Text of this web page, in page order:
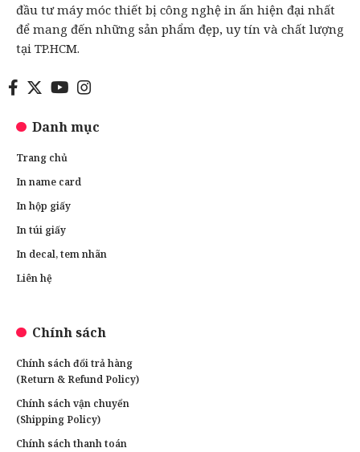
đầu tư máy móc thiết bị công nghệ in ấn hiện đại nhất
để mang đến những sản phẩm đẹp, uy tín và chất lượng
tại TP.HCM.
Danh mục
Trang chủ
In name card
In hộp giấy
In túi giấy
In decal, tem nhãn
Liên hệ
Chính sách
Chính sách đổi trả hàng
(Return & Refund Policy)
Chính sách vận chuyển
(Shipping Policy)
Chính sách thanh toán